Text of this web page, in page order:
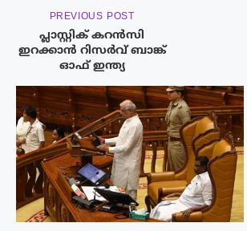
PREVIOUS POST
പ്ലാസ്റ്റിക് കറൻസി
ഇറക്കാൻ റിസർവ് ബാങ്ക്
ഓഫ് ഇന്ത്യ